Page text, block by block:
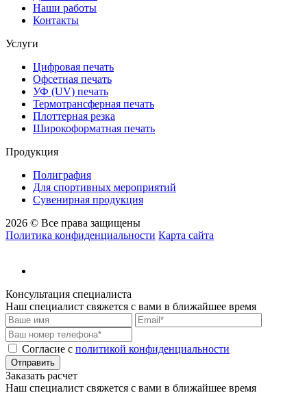
Наши работы
Контакты
Услуги
Цифровая печать
Офсетная печать
УФ (UV) печать
Термотрансферная печать
Плоттерная резка
Широкоформатная печать
Продукция
Полиграфия
Для спортивных мероприятий
Сувенирная продукция
2026 © Все права защищены
Политика конфиденциальности Карта сайта
Консультация специалиста
Наш специалист свяжется с вами в ближайшее время
Cогласие с политикой конфиденциальности
Отправить
Заказать расчет
Наш специалист свяжется с вами в ближайшее время